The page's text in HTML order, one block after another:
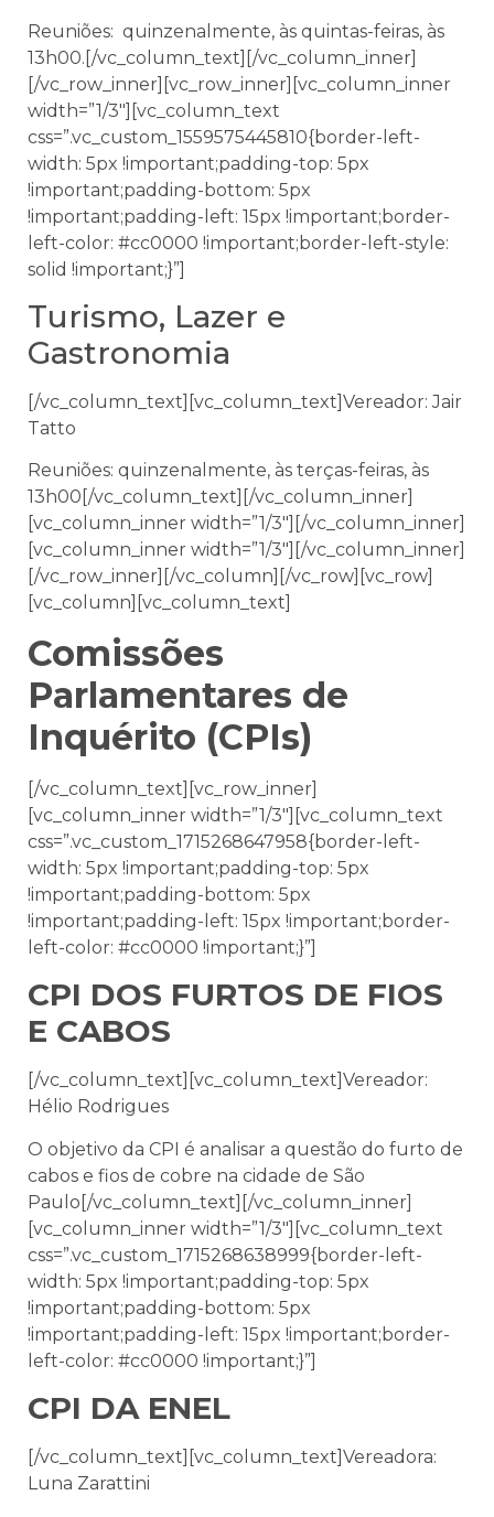
Reuniões: quinzenalmente, às quintas-feiras, às
13h00.[/vc_column_text][/vc_column_inner]
[/vc_row_inner][vc_row_inner][vc_column_inner
width=”1/3″][vc_column_text
css=”.vc_custom_1559575445810{border-left-
width: 5px !important;padding-top: 5px
!important;padding-bottom: 5px
!important;padding-left: 15px !important;border-
left-color: #cc0000 !important;border-left-style:
solid !important;}”]
Turismo, Lazer e
Gastronomia
[/vc_column_text][vc_column_text]Vereador: Jair
Tatto
Reuniões: quinzenalmente, às terças-feiras, às
13h00[/vc_column_text][/vc_column_inner]
[vc_column_inner width=”1/3″][/vc_column_inner]
[vc_column_inner width=”1/3″][/vc_column_inner]
[/vc_row_inner][/vc_column][/vc_row][vc_row]
[vc_column][vc_column_text]
Comissões
Parlamentares de
Inquérito (CPIs)
[/vc_column_text][vc_row_inner]
[vc_column_inner width=”1/3″][vc_column_text
css=”.vc_custom_1715268647958{border-left-
width: 5px !important;padding-top: 5px
!important;padding-bottom: 5px
!important;padding-left: 15px !important;border-
left-color: #cc0000 !important;}”]
CPI DOS FURTOS DE FIOS
E CABOS
[/vc_column_text][vc_column_text]Vereador:
Hélio Rodrigues
O objetivo da CPI é analisar a questão do furto de
cabos e fios de cobre na cidade de São
Paulo[/vc_column_text][/vc_column_inner]
[vc_column_inner width=”1/3″][vc_column_text
css=”.vc_custom_1715268638999{border-left-
width: 5px !important;padding-top: 5px
!important;padding-bottom: 5px
!important;padding-left: 15px !important;border-
left-color: #cc0000 !important;}”]
CPI DA ENEL
[/vc_column_text][vc_column_text]Vereadora:
Luna Zarattini